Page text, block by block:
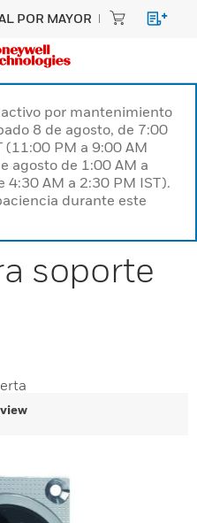
POR MAYOR
por mantenimiento
8 de agosto, de 7:00
(11:00 PM a 9:00 AM
agosto de 1:00 AM a
4:30 AM a 2:30 PM IST).
durante este
soporte